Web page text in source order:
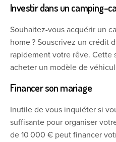
Investir dans un camping-
Souhaitez-vous acquérir un
home ? Souscrivez un crédit
rapidement votre rêve. Cette
acheter un modèle de
Financer son mariage
Inutile de vous inquiéter si
suffisante pour organiser
de 10 000 € peut financer